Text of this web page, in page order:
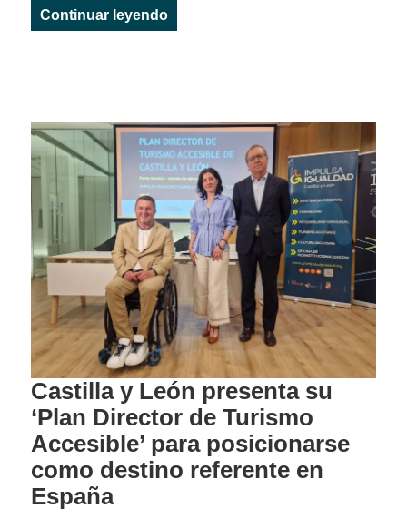
Continuar leyendo«La asistencia personal
Castilla y León presenta su
‘Plan Director de Turismo
Accesible’ para posicionarse
como destino referente en
España